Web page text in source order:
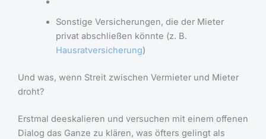
Sonstige Versicherungen, die der Mieter
privat abschließen könnte (z. B.
Hausratversicherung)
Und was, wenn Streit zwischen Vermieter und Mieter
droht?
Erstmal deeskalieren und versuchen mit einem offenen
Dialog das Ganze zu klären, was öfters gelingt als